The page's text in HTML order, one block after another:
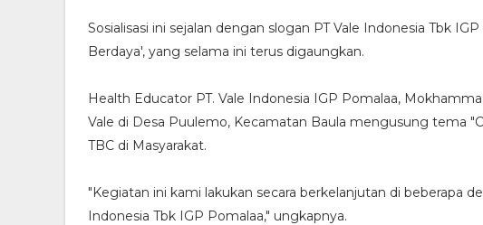
Sosialisasi ini sejalan dengan slogan PT Vale Indonesia Tbk
Berdaya', yang selama ini terus digaungkan.
Health Educator PT. Vale Indonesia IGP Pomalaa,
Vale di Desa Puulemo, Kecamatan Baula mengusung tema
TBC di Masyarakat.
"Kegiatan ini kami lakukan secara berkelanjutan di beberapa
Indonesia Tbk IGP Pomalaa," ungkapnya.